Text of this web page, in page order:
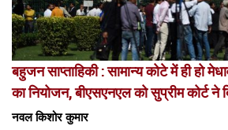
बहुजन साप्ताहिकी : सामान्य कोटे में ही हो
का नियोजन, बीएसएनएल को सुप्रीम कोर्ट ने
नवल किशोर कुमार